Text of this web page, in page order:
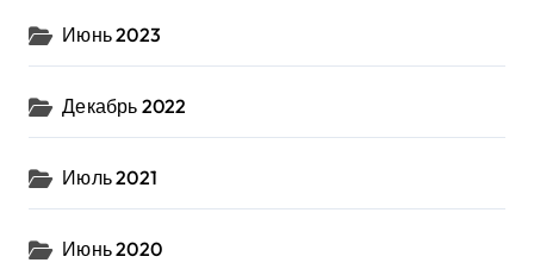
Июнь 2023
Декабрь 2022
Июль 2021
Июнь 2020